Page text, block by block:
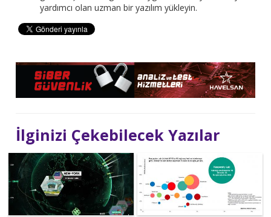
yardımcı olan uzman bir yazılım yükleyin.
İlginizi Çekebilecek Yazılar